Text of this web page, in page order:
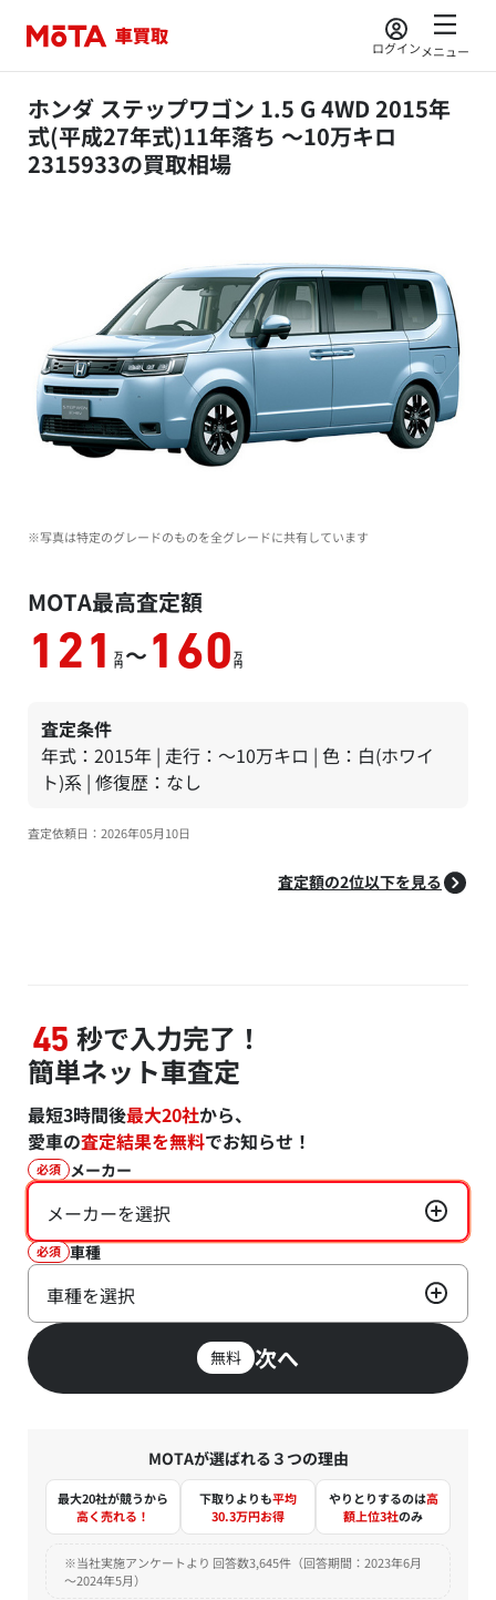
ログインメニュー
ホンダ ステップワゴン 1.5 G 4WD 2015年
式(平成27年式)11年落ち ～10万キロ
2315933の買取相場
※写真は特定のグレードのものを全グレードに共有しています
MOTA最高査定額
121 万
円 ～ 160 万
円
査定条件
年式：2015年 | 走行：～10万キロ | 色：白(ホワイ
ト)系 | 修復歴：なし
査定依頼日：2026年05月10日
査定額の2位以下を見る
45 秒で入力完了！
簡単ネット車査定
最短3時間後最大20社から、
愛車の査定結果を無料でお知らせ！
必須 メーカー
メーカーを選択
必須 車種
車種を選択
無料 次へ
MOTAが選ばれる３つの理由
最大20社が競うから
高く売れる！
下取りよりも平均
30.3万円お得
やりとりするのは高
額上位3社のみ
※当社実施アンケートより 回答数3,645件（回答期間：2023年6月
～2024年5月）